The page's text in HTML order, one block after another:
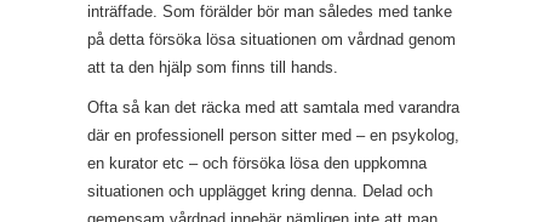
inträffade. Som förälder bör man således med tanke
på detta försöka lösa situationen om vårdnad genom
att ta den hjälp som finns till hands.
Ofta så kan det räcka med att samtala med varandra
där en professionell person sitter med – en psykolog,
en kurator etc – och försöka lösa den uppkomna
situationen och upplägget kring denna. Delad och